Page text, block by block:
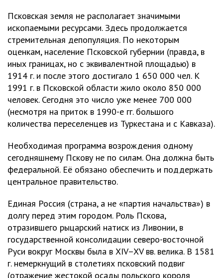
Псковская земля не располагает значимыми
ископаемыми ресурсами. Здесь продолжается
стремительная депопуляция. По некоторым
оценкам, население Псковской губернии (правда, в
иных границах, но с эквивалентной площадью) в
1914 г. и после этого достигало 1 650 000 чел. К
1991 г. в Псковской области жило около 850 000
человек. Сегодня это число уже менее 700 000
(несмотря на приток в 1990-е гг. большого
количества переселенцев из Туркестана и с Кавказа).
Необходимая программа возрождения одному
сегодняшнему Пскову не по силам. Она должна быть
федеральной. Её обязано обеспечить и поддержать
центральное правительство.
Единая Россия (страна, а не «партия начальства») в
долгу перед этим городом. Роль Пскова,
отразившего рыцарский натиск из Ливонии, в
государственной консолидации северо-восточной
Руси вокруг Москвы была в XIV–XV вв. велика. В 1581
г. немеркнущий в столетиях псковский подвиг
(отражение жестокой осады польского короля